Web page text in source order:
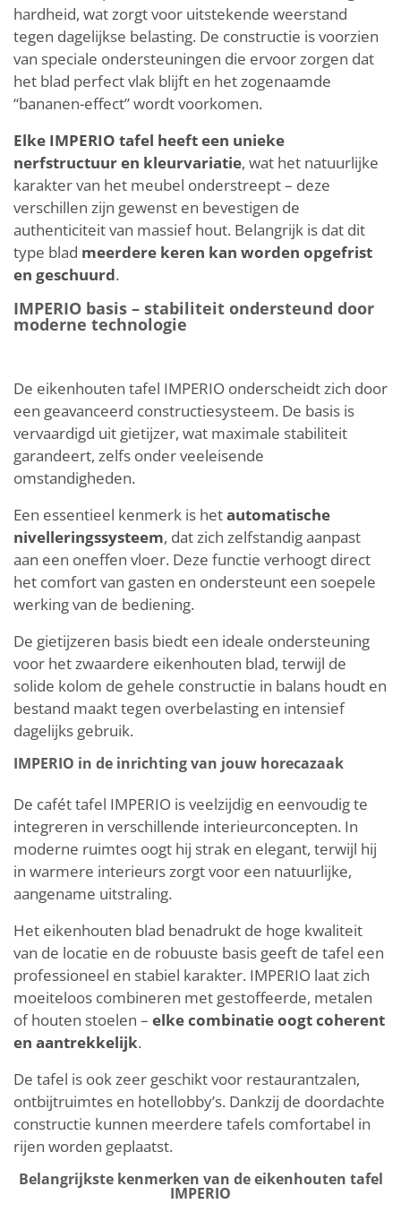
hardheid, wat zorgt voor uitstekende weerstand
tegen dagelijkse belasting. De constructie is voorzien
van speciale ondersteuningen die ervoor zorgen dat
het blad perfect vlak blijft en het zogenaamde
“bananen-effect” wordt voorkomen.
Elke IMPERIO tafel heeft een unieke
nerfstructuur en kleurvariatie, wat het natuurlijke
karakter van het meubel onderstreept – deze
verschillen zijn gewenst en bevestigen de
authenticiteit van massief hout. Belangrijk is dat dit
type blad meerdere keren kan worden opgefrist
en geschuurd.
IMPERIO basis – stabiliteit ondersteund door
moderne technologie
De eikenhouten tafel IMPERIO onderscheidt zich door
een geavanceerd constructiesysteem. De basis is
vervaardigd uit gietijzer, wat maximale stabiliteit
garandeert, zelfs onder veeleisende
omstandigheden.
Een essentieel kenmerk is hetautomatische
nivelleringssysteem, dat zich zelfstandig aanpast
aan een oneffen vloer. Deze functie verhoogt direct
het comfort van gasten en ondersteunt een soepele
werking van de bediening.
De gietijzeren basis biedt een ideale ondersteuning
voor het zwaardere eikenhouten blad, terwijl de
solide kolom de gehele constructie in balans houdt en
bestand maakt tegen overbelasting en intensief
dagelijks gebruik.
IMPERIO in de inrichting van jouw horecazaak
De cafét tafel IMPERIO is veelzijdig en eenvoudig te
integreren in verschillende interieurconcepten. In
moderne ruimtes oogt hij strak en elegant, terwijl hij
in warmere interieurs zorgt voor een natuurlijke,
aangename uitstraling.
Het eikenhouten blad benadrukt de hoge kwaliteit
van de locatie en de robuuste basis geeft de tafel een
professioneel en stabiel karakter. IMPERIO laat zich
moeiteloos combineren met gestoffeerde, metalen
of houten stoelen – elke combinatie oogt coherent
en aantrekkelijk.
De tafel is ook zeer geschikt voor restaurantzalen,
ontbijtruimtes en hotellobby’s. Dankzij de doordachte
constructie kunnen meerdere tafels comfortabel in
rijen worden geplaatst.
Belangrijkste kenmerken van de eikenhouten tafel
IMPERIO